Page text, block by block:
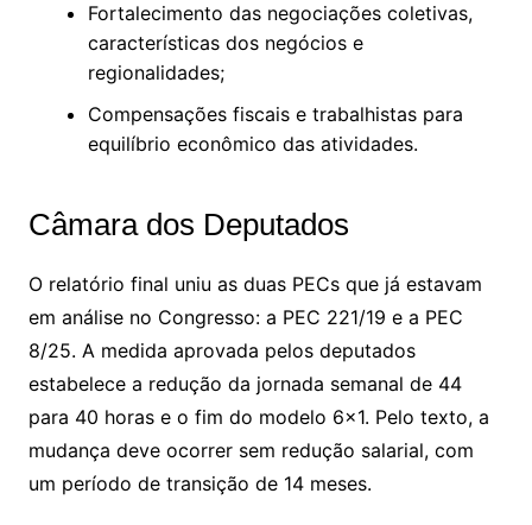
Fortalecimento das negociações coletivas,
características dos negócios e
regionalidades;
Compensações fiscais e trabalhistas para
equilíbrio econômico das atividades.
Câmara dos Deputados
O relatório final uniu as duas PECs que já estavam
em análise no Congresso: a PEC 221/19 e a PEC
8/25. A medida aprovada pelos deputados
estabelece a redução da jornada semanal de 44
para 40 horas e o fim do modelo 6×1. Pelo texto, a
mudança deve ocorrer sem redução salarial, com
um período de transição de 14 meses.